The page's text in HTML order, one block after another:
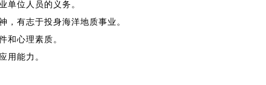
单位人员的义务。
，有志于投身海洋地质事业。
和心理素质。
用能力。